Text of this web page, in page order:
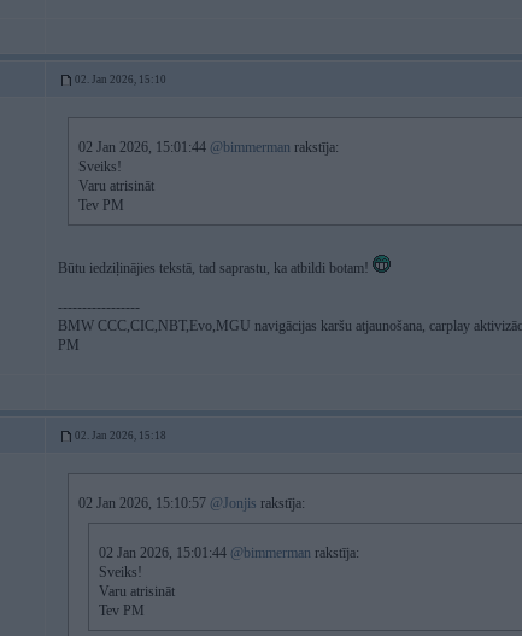
02. Jan 2026, 15:10
02 Jan 2026, 15:01:44 @bimmerman rakstīja:
Sveiks!
Varu atrisināt
Tev PM
Būtu iedziļinājies tekstā, tad saprastu, ka atbildi botam!
-----------------
BMW CCC,CIC,NBT,Evo,MGU navigācijas karšu atjaunošana, carplay
PM
02. Jan 2026, 15:18
02 Jan 2026, 15:10:57 @Jonjis rakstīja:
02 Jan 2026, 15:01:44 @bimmerman rakstīja:
Sveiks!
Varu atrisināt
Tev PM